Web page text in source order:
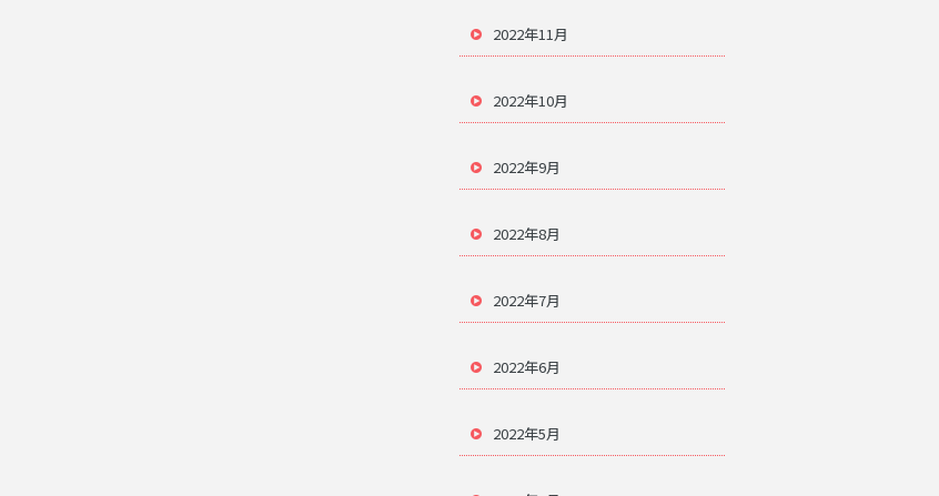
2022年11月
2022年10月
2022年9月
2022年8月
2022年7月
2022年6月
2022年5月